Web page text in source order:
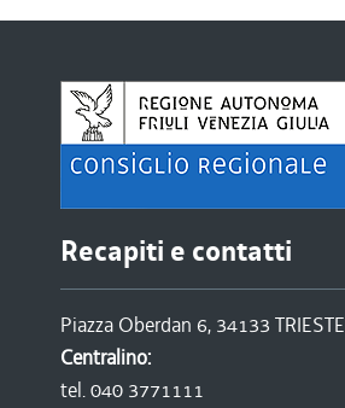
Recapiti e contatti
Piazza Oberdan 6, 34133 TRIESTE
Centralino:
tel. 040 3771111